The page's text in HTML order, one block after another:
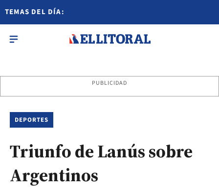
TEMAS DEL DÍA:
PUBLICIDAD
DEPORTES
Triunfo de Lanús sobre
Argentinos